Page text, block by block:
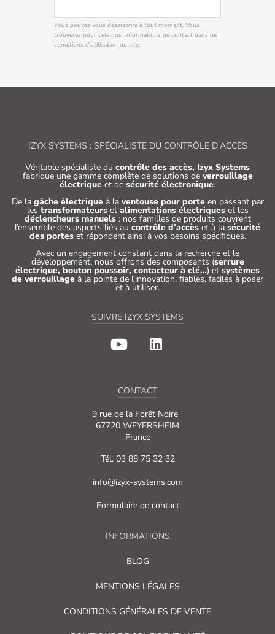
Vous pouvez vous désinscrire à tout moment. Vous
trouverez pour cela nos informations de contact dans les
conditions d'utilisation du site.
IZYX SYSTEMS : SPÉCIALISTE DU CONTRÔLE D'ACCÈS
Véritable spécialiste du contrôle des accès, Izyx Systems
fabrique une gamme complète de solutions de verrouillage
électrique et de sécurité électronique.
De la gâche électriqueà la ventouse pour porteen passant par
les transformateurset alimentations électriqueset les
déclencheurs manuels: nos familles de produits couvrent
l’ensemble des aspects liés au contrôle d’accès et à la sécurité
des porteset répondent ainsi à vos besoins spécifiques.
Avec un engagement constant dans la recherche et le
développement, nous offrons des composants (serrure
électrique, bouton poussoir, contacteur à clé…) et systèmes
de verrouillage à la pointe de l’innovation, fiables, faciles à poser
et à utiliser.
SUIVRE IZYX SYSTEMS
CONTACT
9 rue de la Forêt Noire
67720 WEYERSHEIM
France
Tél. 03 88 75 32 32
info@izyx-systems.com
Formulaire de contact
INFORMATIONS
BLOG
MENTIONS LÉGALES
CONDITIONS GÉNÉRALES DE VENTE